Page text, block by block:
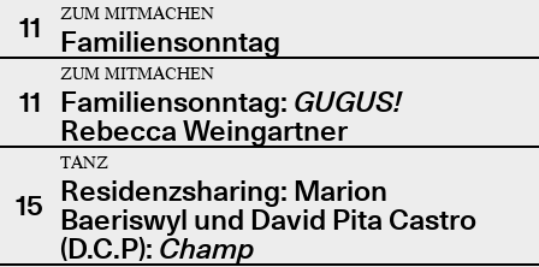
11
ZUM MITMACHEN
Familiensonntag
11
ZUM MITMACHEN
Familiensonntag: GUGUS!
Rebecca Weingartner
15
TANZ
Residenzsharing: Marion
Baeriswyl und David Pita Castro
(D.C.P): Champ